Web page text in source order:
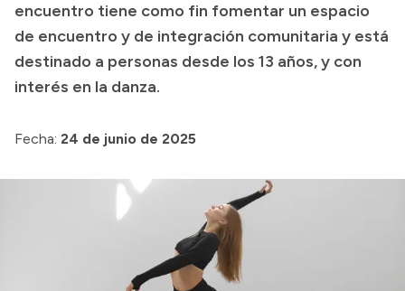
Consulta de expedientes
Consulta de pago a proveedores
Convocatorias
Login
encuentro tiene como fin fomentar un espacio
de encuentro y de integración comunitaria y está
destinado a personas desde los 13 años, y con
interés en la danza.
Fecha: 24 de junio de 2025